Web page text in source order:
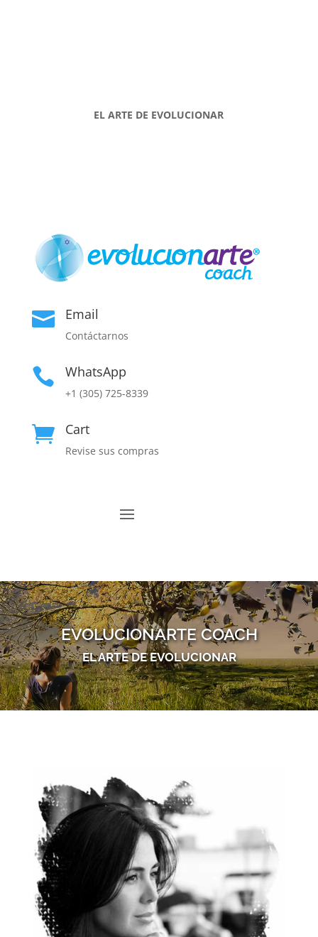
EL ARTE DE EVOLUCIONAR
 Email
Contáctarnos
 WhatsApp
+1 (305) 725-8339
 Cart
Revise sus compras
EVOLUCIONARTE COACH
EL ARTE DE EVOLUCIONAR